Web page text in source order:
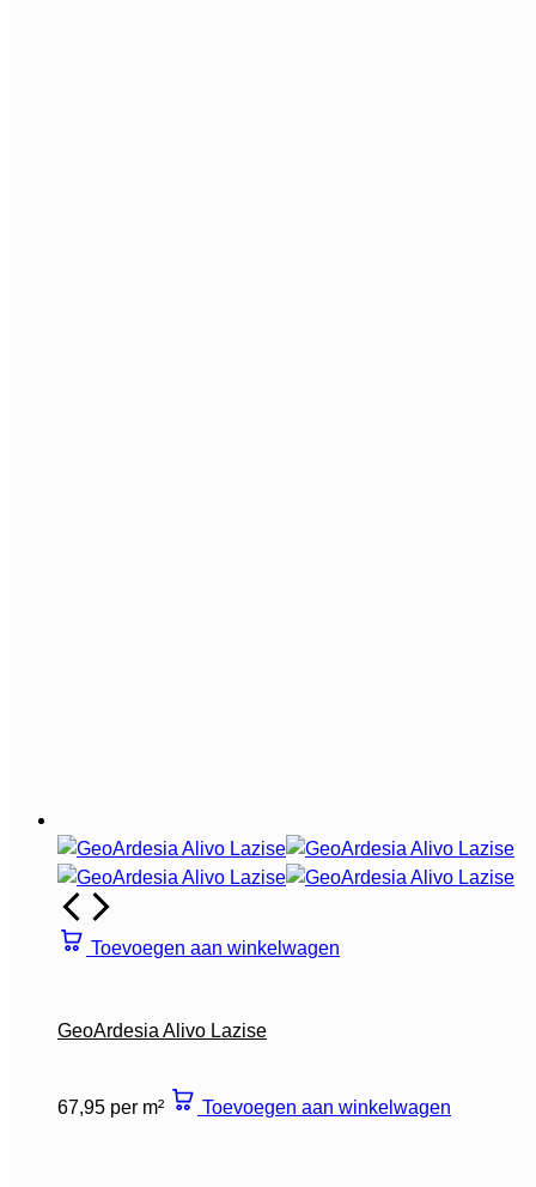
Toevoegen aan winkelwagen
GeoArdesia Alivo Lazise
67,95 per m² Toevoegen aan winkelwagen